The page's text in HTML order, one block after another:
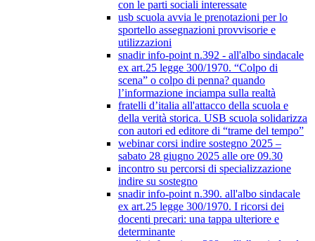
con le parti sociali interessate
usb scuola avvia le prenotazioni per lo
sportello assegnazioni provvisorie e
utilizzazioni
snadir info-point n.392 - all'albo sindacale
ex art.25 legge 300/1970. “Colpo di
scena” o colpo di penna? quando
l’informazione inciampa sulla realtà
fratelli d’italia all'attacco della scuola e
della verità storica. USB scuola solidarizza
con autori ed editore di “trame del tempo”
webinar corsi indire sostegno 2025 –
sabato 28 giugno 2025 alle ore 09.30
incontro su percorsi di specializzazione
indire su sostegno
snadir info-point n.390. all'albo sindacale
ex art.25 legge 300/1970. I ricorsi dei
docenti precari: una tappa ulteriore e
determinante